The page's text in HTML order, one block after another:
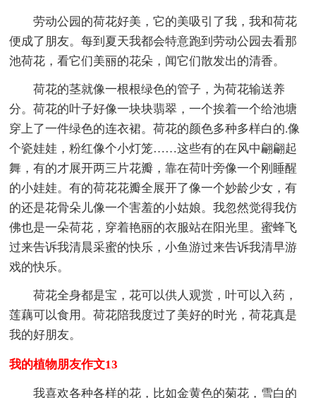
劳动公园的荷花好美，它的美吸引了我，我和荷花
便成了朋友。每到夏天我都会特意跑到劳动公园去看那
池荷花，看它们美丽的花朵，闻它们散发出的清香。
荷花的茎就像一根根绿色的管子，为荷花输送养
分。荷花的叶子好像一块块翡翠，一个挨着一个给池塘
穿上了一件绿色的连衣裙。荷花的颜色多种多样白的.像
个瓷娃娃，粉红像个小灯笼……这些有的在风中翩翩起
舞，有的才展开两三片花瓣，靠在荷叶旁像一个刚睡醒
的小娃娃。有的荷花花瓣全展开了像一个妙龄少女，有
的还是花骨朵儿像一个害羞的小姑娘。我忽然觉得我仿
佛也是一朵荷花，穿着艳丽的衣服站在阳光里。蜜蜂飞
过来告诉我清晨采蜜的快乐，小鱼游过来告诉我清早游
戏的快乐。
荷花全身都是宝，花可以供人观赏，叶可以入药，
莲藕可以食用。荷花陪我度过了美好的时光，荷花真是
我的好朋友。
我的植物朋友作文13
我喜欢各种各样的花，比如金黄色的菊花，雪白的